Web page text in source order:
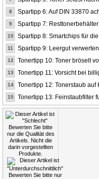
8 Spartipp 6: Auf DIN 33870
9 Spartipp 7:
10 Spartipp 8: Smartchips für
11 Spartipp 9: Leergut verwerten
12 Tonertipp 10: Toner bröselt
13 Tonertipp 11: Vorsicht bei
14 Tonertipp 12: Tonerstaub
15 Tonertipp 13: Feinstaubfilter